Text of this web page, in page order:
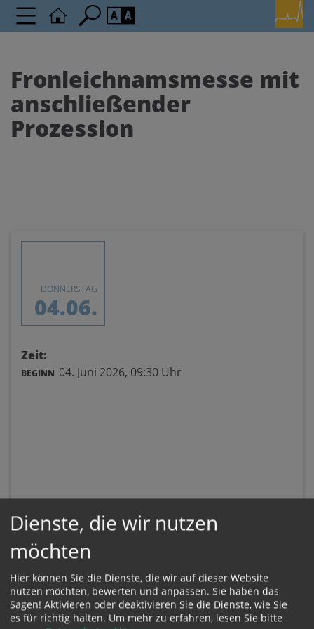
Schriftgröße
AAA
Fronleichnamsmesse mit
anschließender
Prozession
DONNERSTAG
04.06.
Zeit:
BEGINN 04. Juni 2026, 09:30 Uhr
Dienste, die wir nutzen
möchten
Hier können Sie die Dienste, die wir auf dieser Website
nutzen möchten, bewerten und anpassen. Sie haben das
Sagen! Aktivieren oder deaktivieren Sie die Dienste, wie Sie
es für richtig halten. Um mehr zu erfahren, lesen Sie bitte